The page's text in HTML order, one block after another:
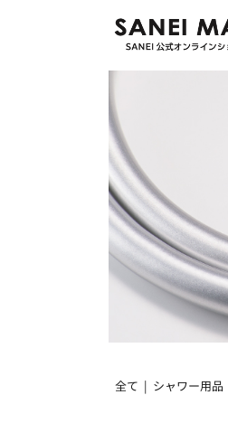
全て | シャワー用品